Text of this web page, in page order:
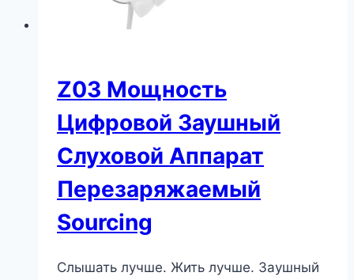
Z03 Мощность
Цифровой Заушный
Слуховой Аппарат
Перезаряжаемый
Sourcing
Слышать лучше. Жить лучше. Заушный